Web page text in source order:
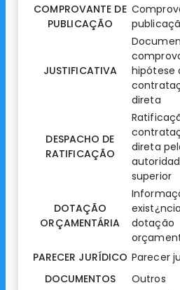
COMPROVANTE DE
PUBLICAÇÃO
JUSTIFICATIVA
hipótese
direta
DESPACHO DE
RATIFICAÇÃO
direta
superior
DOTAÇÃO
ORÇAMENTÁRIA
dotação
PARECER JURÍDICO Parecer
DOCUMENTOS
Outros